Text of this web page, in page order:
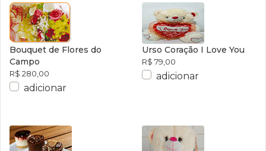
Bouquet de Flores do
Campo
R$ 280,00
adicionar
Urso Coração I Love You
R$ 79,00
adicionar